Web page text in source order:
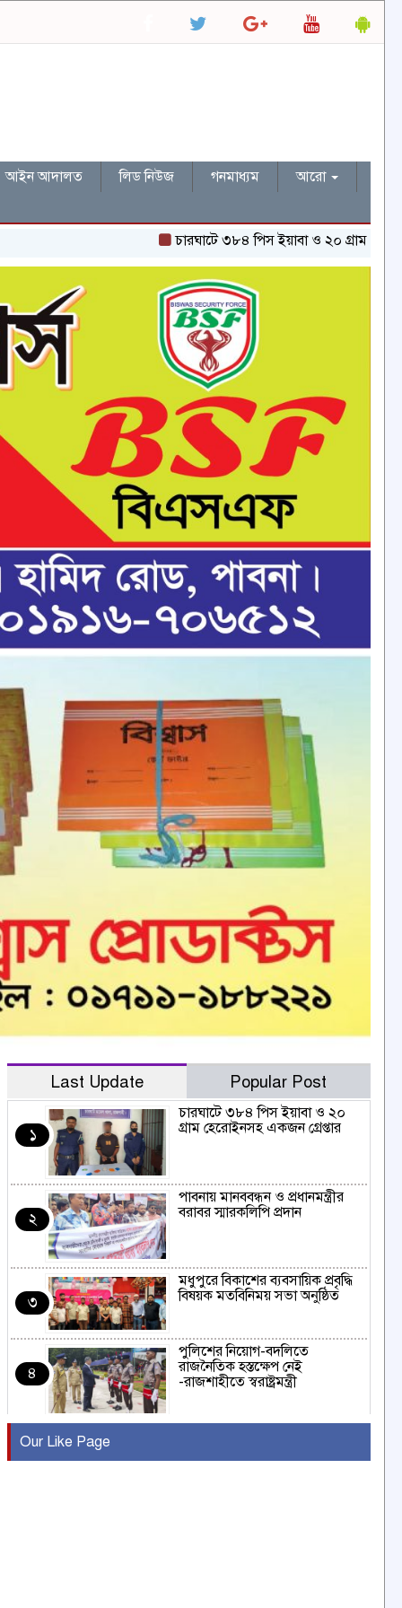
আইন আদালত লিড নিউজ গনমাধ্যম
আরো
চারঘাটে ৩৮৪ পিস ইয়াবা ও ২০ গ্রাম হেরোইনসহ একজন
Last Update Popular Post
১
চারঘাটে ৩৮৪ পিস ইয়াবা ও ২০
গ্রাম হেরোইনসহ একজন গ্রেপ্তার
২
পাবনায় মানববন্ধন ও প্রধানমন্ত্রীর
বরাবর স্মারকলিপি প্রদান
৩
মধুপুরে বিকাশের ব্যবসায়িক প্রবৃদ্ধি
বিষয়ক মতবিনিময় সভা অনুষ্ঠিত
৪
পুলিশের নিয়োগ-বদলিতে
রাজনৈতিক হস্তক্ষেপ নেই
-রাজশাহীতে স্বরাষ্ট্রমন্ত্রী
৫
Our Like Page